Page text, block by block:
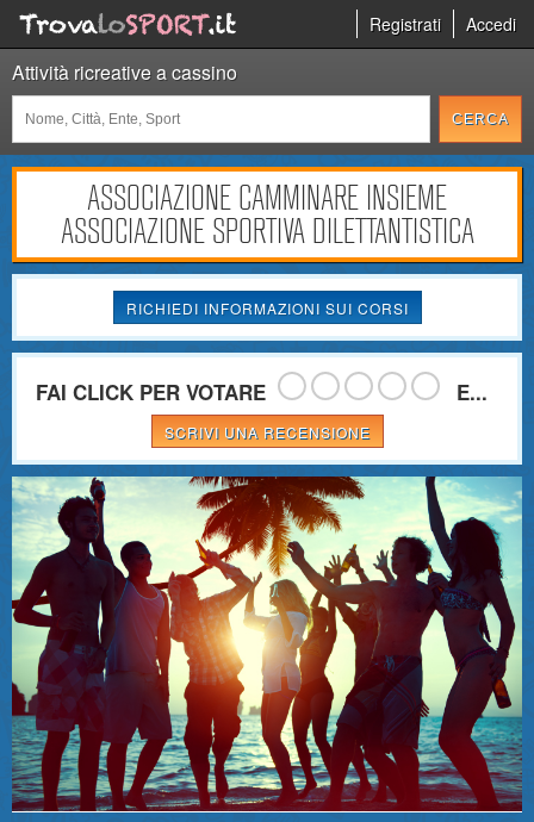
Registrati Accedi
Attività ricreative a cassino
ASSOCIAZIONE CAMMINARE INSIEME
ASSOCIAZIONE SPORTIVA DILETTANTISTICA
RICHIEDI INFORMAZIONI SUI CORSI
FAI CLICK PER VOTARE E...
SCRIVI UNA RECENSIONE